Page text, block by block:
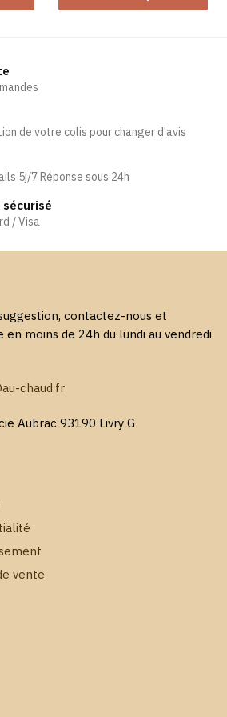
a
être
de votre colis pour changer d'avis
5j/7 Réponse sous 24h
/ Visa
contactez-nous et
moins de 24h du lundi au vendredi
chaud.fr
Aubrac 93190 Livry G
vente